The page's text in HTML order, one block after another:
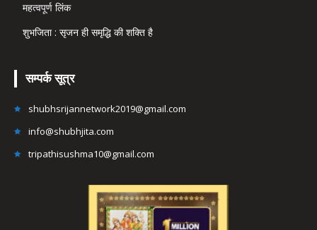
महत्वपूर्ण लिंक
शुभजिता : सृजन ही समृद्धि की शक्ति है
सम्पर्क सूत्र
shubhsrijannetwork2019@gmail.com
info@shubhjita.com
tripathisushma10@gmail.com